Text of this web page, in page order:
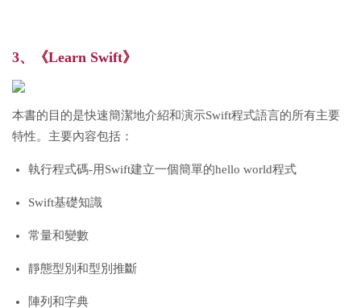
3、《Learn Swift》
本書的目的是快速簡潔地介紹和演示Swift程式語言的所有主要
特性。主要內容包括：
執行程式碼-用Swift建立一個簡單的hello world程式
Swift基礎知識
常量和變數
靜態型別和型別推斷
陣列和字典